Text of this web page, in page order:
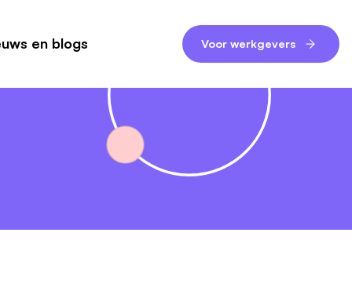
en blogs Voor werkgevers